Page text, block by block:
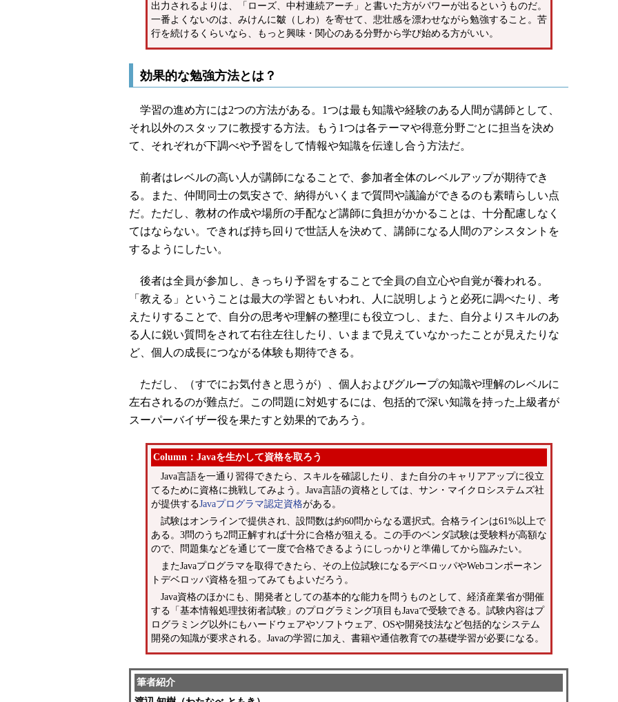
出力されるよりは、「ローズ、中村連続アーチ」と書いた方がパワーが出るというものだ。
一番よくないのは、みけんに皺（しわ）を寄せて、悲壮感を漂わせながら勉強すること。苦
行を続けるくらいなら、もっと興味・関心のある分野から学び始める方がいい。
効果的な勉強方法とは？
学習の進め方には2つの方法がある。1つは最も知識や経験のある人間が講師として、
それ以外のスタッフに教授する方法。もう1つは各テーマや得意分野ごとに担当を決め
て、それぞれが下調べや予習をして情報や知識を伝達し合う方法だ。
前者はレベルの高い人が講師になることで、参加者全体のレベルアップが期待でき
る。また、仲間同士の気安さで、納得がいくまで質問や議論ができるのも素晴らしい点
だ。ただし、教材の作成や場所の手配など講師に負担がかかることは、十分配慮しなく
てはならない。できれば持ち回りで世話人を決めて、講師になる人間のアシスタントを
するようにしたい。
後者は全員が参加し、きっちり予習をすることで全員の自立心や自覚が養われる。
「教える」ということは最大の学習ともいわれ、人に説明しようと必死に調べたり、考
えたりすることで、自分の思考や理解の整理にも役立つし、また、自分よりスキルのあ
る人に鋭い質問をされて右往左往したり、いままで見えていなかったことが見えたりな
ど、個人の成長につながる体験も期待できる。
ただし、（すでにお気付きと思うが）、個人およびグループの知識や理解のレベルに
左右されるのが難点だ。この問題に対処するには、包括的で深い知識を持った上級者が
スーパーバイザー役を果たすと効果的であろう。
Column：Javaを生かして資格を取ろう
Java言語を一通り習得できたら、スキルを確認したり、また自分のキャリアアップに役立
てるために資格に挑戦してみよう。Java言語の資格としては、サン・マイクロシステムズ社
が提供するJavaプログラマ認定資格がある。
試験はオンラインで提供され、設問数は約60問からなる選択式。合格ラインは61%以上で
ある。3問のうち2問正解すれば十分に合格が狙える。この手のベンダ試験は受験料が高額な
ので、問題集などを通じて一度で合格できるようにしっかりと準備してから臨みたい。
またJavaプログラマを取得できたら、その上位試験になるデベロッパやWebコンポーネン
トデベロッパ資格を狙ってみてもよいだろう。
Java資格のほかにも、開発者としての基本的な能力を問うものとして、経済産業省が開催
する「基本情報処理技術者試験」のプログラミング項目もJavaで受験できる。試験内容はプ
ログラミング以外にもハードウェアやソフトウェア、OSや開発技法など包括的なシステム
開発の知識が要求される。Javaの学習に加え、書籍や通信教育での基礎学習が必要になる。
筆者紹介